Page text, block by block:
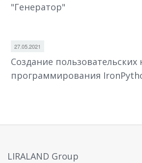
"Генератор"
27.05.2021
Создание
программирования
LIRALAND Group